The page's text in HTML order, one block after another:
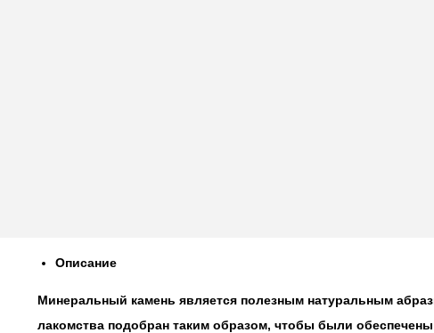
Описание
Минеральный камень является полезным натуральным
лакомства подобран таким образом, чтобы были